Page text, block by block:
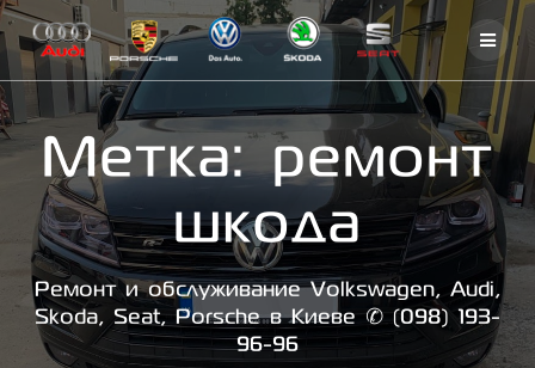
Skip
to
content
Метка:ремонт
шкода
Ремонт и обслуживание Volkswagen, Audi,
Skoda, Seat, Porsche в Киеве ✆ (098) 193-
96-96